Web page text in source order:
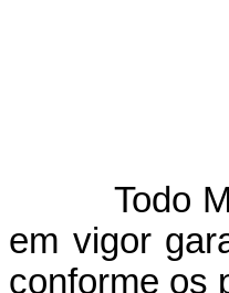
Todo
em vigor
conforme os